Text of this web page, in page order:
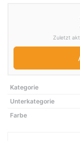
Zuletzt
Kategorie
Unterkategorie
Farbe